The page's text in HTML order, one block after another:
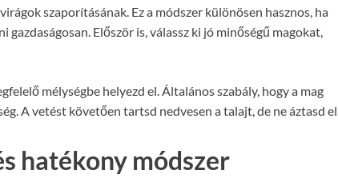
szaporításának. Ez a módszer különösen hasznos, ha
Először is, válassz ki jó minőségű magokat,
mélységbe helyezd el. Általános szabály, hogy a mag
A vetést követően tartsd nedvesen a talajt, de ne áztasd el.
hatékony módszer